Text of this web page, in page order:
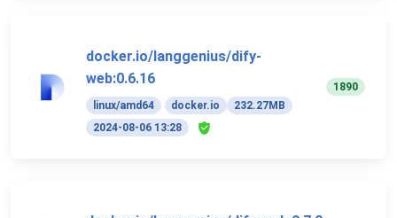
docker.io/langgenius/dify-
web:0.6.16
linux/amd64 docker.io
232.27MB
2024-08-06 13:28
1890